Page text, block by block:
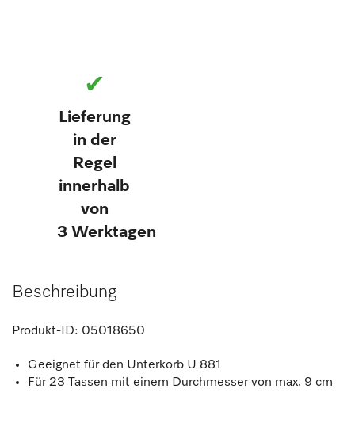
✔
Lieferung
in der
Regel
innerhalb
von
3 Werktagen
Beschreibung
Produkt-ID: 05018650
Geeignet für den Unterkorb U 881
Für 23 Tassen mit einem Durchmesser von max. 9 cm